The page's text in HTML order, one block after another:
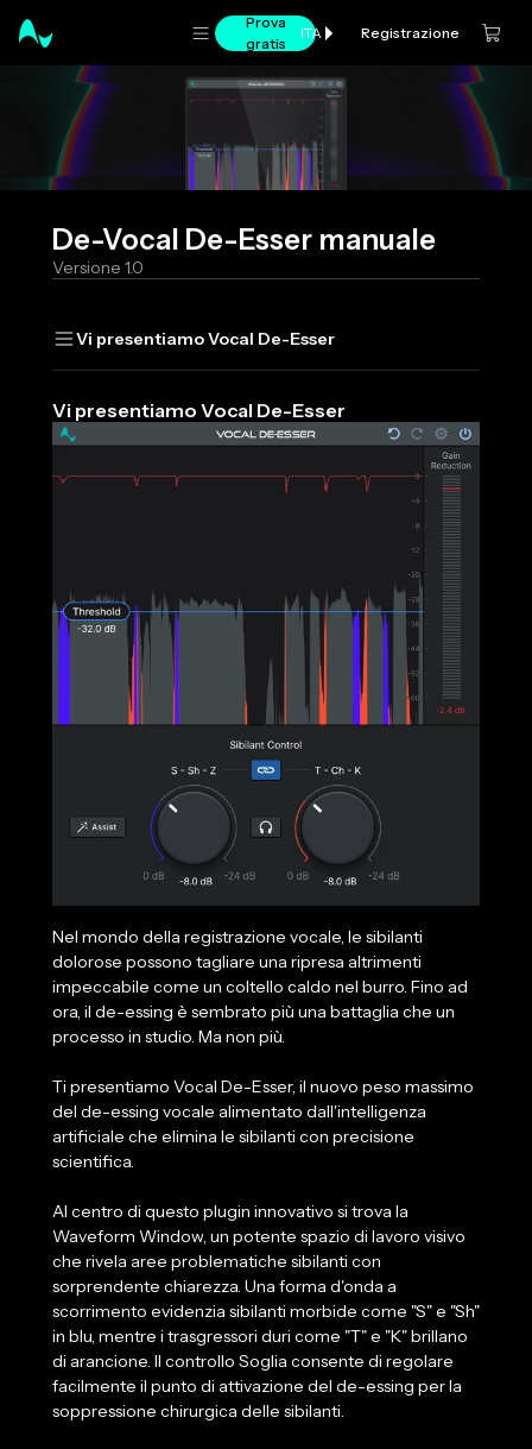
Prova
gratis
ITA Registrazione
De-Vocal De-Esser manuale
Versione 1.0
Vi presentiamo Vocal De-Esser
Vi presentiamo Vocal De-Esser
Nel mondo della registrazione vocale, le sibilanti
dolorose possono tagliare una ripresa altrimenti
impeccabile come un coltello caldo nel burro. Fino ad
ora, il de-essing è sembrato più una battaglia che un
processo in studio. Ma non più.
Ti presentiamo Vocal De-Esser, il nuovo peso massimo
del de-essing vocale alimentato dall'intelligenza
artificiale che elimina le sibilanti con precisione
scientifica.
Al centro di questo plugin innovativo si trova la
Waveform Window, un potente spazio di lavoro visivo
che rivela aree problematiche sibilanti con
sorprendente chiarezza. Una forma d'onda a
scorrimento evidenzia sibilanti morbide come "S" e "Sh"
in blu, mentre i trasgressori duri come "T" e "K" brillano
di arancione. Il controllo Soglia consente di regolare
facilmente il punto di attivazione del de-essing per la
soppressione chirurgica delle sibilanti.